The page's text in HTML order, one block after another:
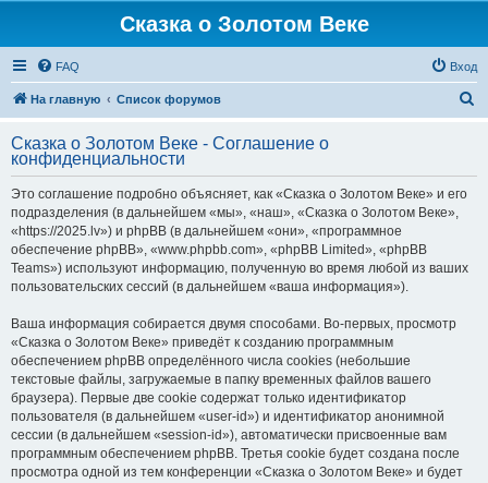
Сказка о Золотом Веке
FAQ Вход
На главную Список форумов
с
Сказка о Золотом Веке - Соглашение о
конфиденциальности
Это соглашение подробно объясняет, как «Сказка о Золотом Веке» и его
подразделения (в дальнейшем «мы», «наш», «Сказка о Золотом Веке»,
«https://2025.lv») и phpBB (в дальнейшем «они», «программное
обеспечение phpBB», «www.phpbb.com», «phpBB Limited», «phpBB
Teams») используют информацию, полученную во время любой из ваших
пользовательских сессий (в дальнейшем «ваша информация»).
Ваша информация собирается двумя способами. Во-первых, просмотр
«Сказка о Золотом Веке» приведёт к созданию программным
обеспечением phpBB определённого числа cookies (небольшие
текстовые файлы, загружаемые в папку временных файлов вашего
браузера). Первые две cookie содержат только идентификатор
пользователя (в дальнейшем «user-id») и идентификатор анонимной
сессии (в дальнейшем «session-id»), автоматически присвоенные вам
программным обеспечением phpBB. Третья cookie будет создана после
просмотра одной из тем конференции «Сказка о Золотом Веке» и будет